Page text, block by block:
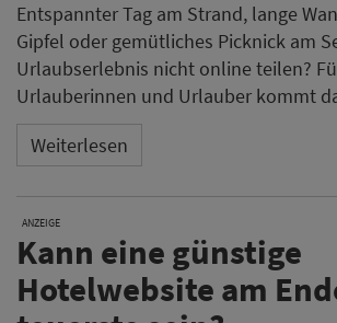
Entspannter Tag am Strand, lange
Gipfel oder gemütliches Picknick am
Urlaubserlebnis nicht online teilen?
Urlauberinnen und Urlauber kommt
Weiterlesen
ANZEIGE
Kann eine günstige
Hotelwebsite am